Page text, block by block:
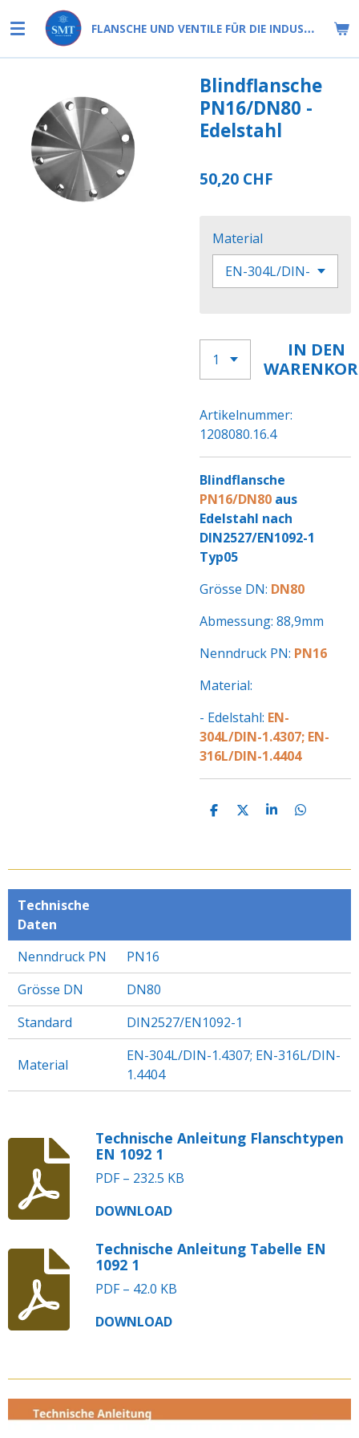
Hauptinhalt
springen
FLANSCHE UND VENTILE FÜR DIE INDUSTRIE
Blindflansche
PN16/DN80 -
Edelstahl
50,20 CHF
Material
IN DEN
Artikelnummer:
1208080.16.4
Blindflansche
PN16/DN80 aus
Edelstahl nach
DIN2527/EN1092-1
Typ05
Grösse DN: DN80
Abmessung: 88,9mm
Nenndruck PN: PN16
Material:
- Edelstahl: EN-
304L/DIN-1.4307; EN-
316L/DIN-1.4404
T
E
T
E
T
E
T
E
Technische
Daten
Nenndruck PN
PN16
Grösse DN
DN80
Standard
DIN2527/EN1092-1
Material
EN-304L/DIN-1.4307; EN-316L/DIN-
1.4404
Technische Anleitung Flanschtypen
EN 1092 1
PDF – 232.5 KB
DOWNLOAD
Technische Anleitung Tabelle EN
1092 1
PDF – 42.0 KB
DOWNLOAD